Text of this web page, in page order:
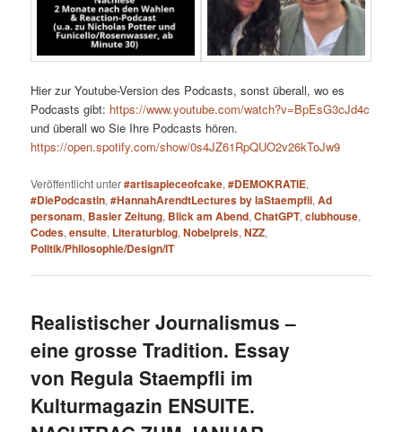
Hier zur Youtube-Version des Podcasts, sonst überall, wo es
Podcasts gibt: https://www.youtube.com/watch?v=BpEsG3cJd4c
und überall wo Sie Ihre Podcasts hören.
https://open.spotify.com/show/0s4JZ61RpQUO2v26kToJw9
Veröffentlicht unter#artisapieceofcake,#DEMOKRATIE,
#DiePodcastin,#HannahArendtLectures by laStaempfli,Ad
personam, Basler Zeitung, Blick am Abend,ChatGPT,clubhouse,
Codes,ensuite, Literaturblog,Nobelpreis,NZZ,
Politik/Philosophie/Design/IT
Realistischer Journalismus –
eine grosse Tradition. Essay
von Regula Staempfli im
Kulturmagazin ENSUITE.